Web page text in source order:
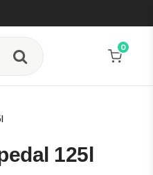
0
125l